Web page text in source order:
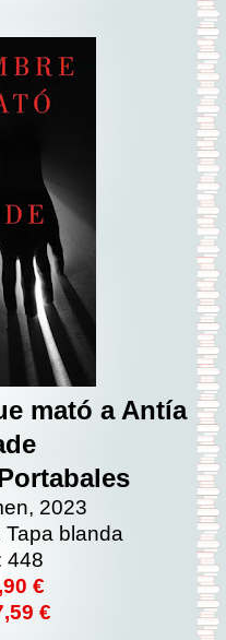
mató a Antía
2023
blanda
448
€
€